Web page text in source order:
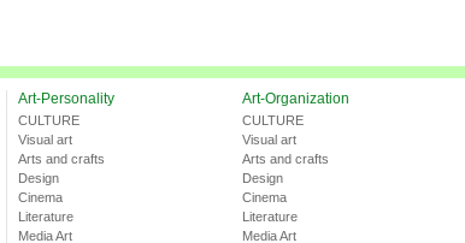
Art-Personality
CULTURE
Visual art
Arts and crafts
Design
Cinema
Literature
Media Art
Art-Organization
CULTURE
Visual art
Arts and crafts
Design
Cinema
Literature
Media Art